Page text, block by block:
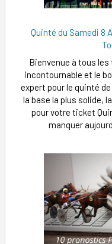
Quinté du Samedi 8
Bienvenue à tous
incontournable et le
expert pour le quinté
la base la plus solide,
pour votre ticket
manquer